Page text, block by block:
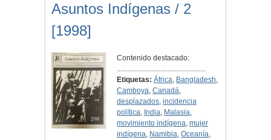
Asuntos Indígenas / 2
[1998]
Contenido destacado:
.................................................
Etiquetas: África, Bangladesh,
Camboya,Canadá,
desplazados,incidencia
política, India, Malasia,
movimiento indígena,mujer
indígena, Namibia,Oceanía,